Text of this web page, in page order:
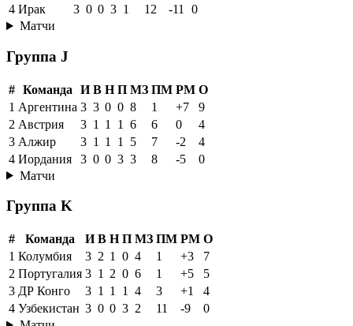
4 Ирак 3 0 0 3 1 12 -11
0
Матчи
Группа J
# Команда И В Н П МЗ ПМ РМ О
1 Аргентина 3 3 0 0 8 1 +7
9
2 Австрия 3 1 1 1 6 6 0
4
3 Алжир 3 1 1 1 5 7 -2
4
4 Иордания 3 0 0 3 3 8 -5
0
Матчи
Группа K
# Команда И В Н П МЗ ПМ РМ О
1 Колумбия 3 2 1 0 4 1 +3
7
2 Португалия 3 1 2 0 6 1 +5
5
3 ДР Конго 3 1 1 1 4 3 +1
4
4 Узбекистан 3 0 0 3 2 11 -9
0